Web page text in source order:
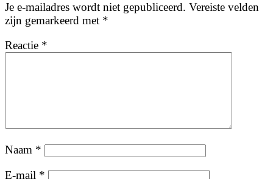
Je e-mailadres wordt niet gepubliceerd. Vereiste velden
zijn gemarkeerd met *
Reactie *
Naam *
E-mail *